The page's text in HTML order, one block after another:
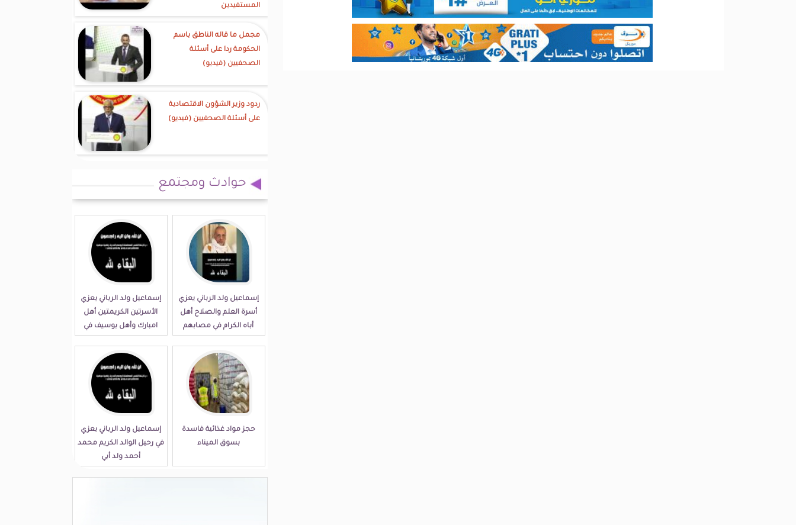
المستفيدين
مجمل ما قاله الناطق باسم
الحكومة ردا على أسئلة
الصحفيين (فيديو)
ردود وزير الشؤون الاقتصادية
على أسئلة الصحفيين (فيديو)
حوادث ومجتمع
إسماعيل ولد الرباني يعزي
أسرة العلم والصلاح أهل
أباه الكرام في مصابهم
إسماعيل ولد الرباني يعزي
الأسرتين الكريمتين أهل
امبارك وأهل بوسيف في
حجز مواد غذائية فاسدة
بسوق الميناء
إسماعيل ولد الرباني يعزي
في رحيل الوالد الكريم محمد
أحمد ولد أبي